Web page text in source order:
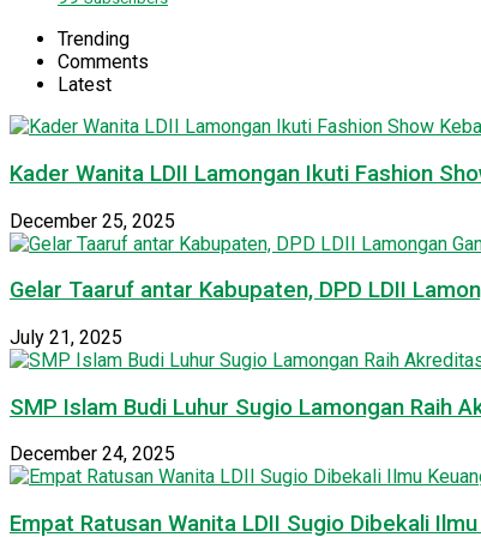
Trending
Comments
Latest
Kader Wanita LDII Lamongan Ikuti Fashion
December 25, 2025
Gelar Taaruf antar Kabupaten, DPD LDII
July 21, 2025
SMP Islam Budi Luhur Sugio Lamongan Raih
December 24, 2025
Empat Ratusan Wanita LDII Sugio Dibekali